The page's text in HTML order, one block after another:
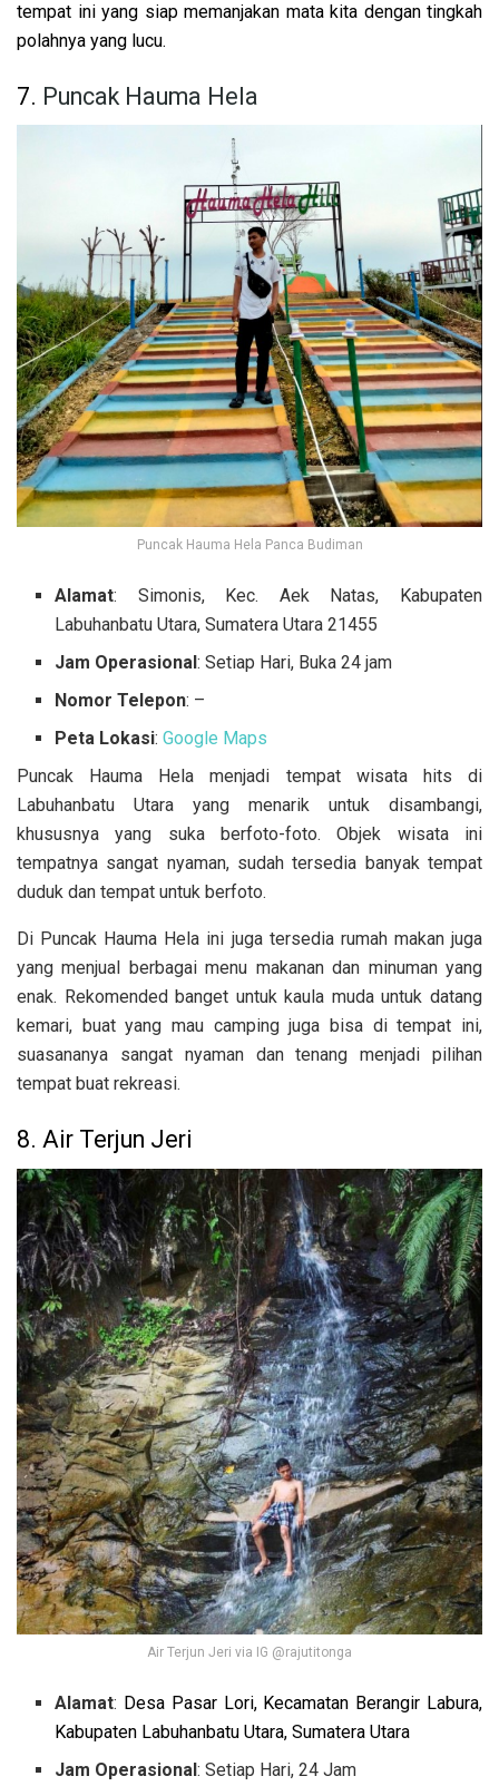
tempat ini yang siap memanjakan mata kita dengan tingkah
polahnya yang lucu.
7. Puncak Hauma Hela
Puncak Hauma Hela Panca Budiman
Alamat: Simonis, Kec. Aek Natas, Kabupaten
Labuhanbatu Utara, Sumatera Utara 21455
Jam Operasional: Setiap Hari, Buka 24 jam
Nomor Telepon: –
Peta Lokasi:Google Maps
Puncak Hauma Hela menjadi tempat wisata hits di
Labuhanbatu Utara yang menarik untuk disambangi,
khususnya yang suka berfoto-foto. Objek wisata ini
tempatnya sangat nyaman, sudah tersedia banyak tempat
duduk dan tempat untuk berfoto.
Di Puncak Hauma Hela ini juga tersedia rumah makan juga
yang menjual berbagai menu makanan dan minuman yang
enak. Rekomended banget untuk kaula muda untuk datang
kemari, buat yang mau camping juga bisa di tempat ini,
suasananya sangat nyaman dan tenang menjadi pilihan
tempat buat rekreasi.
8. Air Terjun Jeri
Air Terjun Jeri via IG @rajutitonga
Alamat: Desa Pasar Lori, Kecamatan Berangir Labura,
Kabupaten Labuhanbatu Utara, Sumatera Utara
Jam Operasional: Setiap Hari, 24 Jam